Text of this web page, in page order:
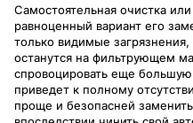
Самостоятельная очистка
равноценный вариант его
только видимые
останутся на фильтрующем
спровоцировать еще
приведет к полному
проще и безопасней